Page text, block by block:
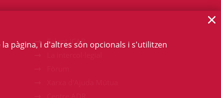
Talent ICAB
pàgina, i d'altres són opcionals i s'utilitzen
×